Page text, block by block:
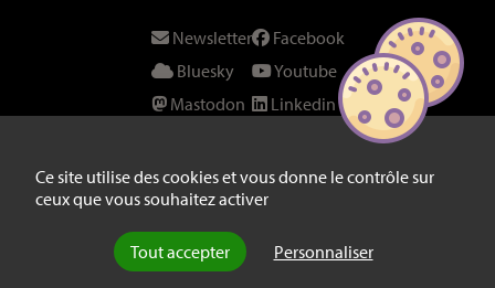
Ce site utilise des cookies et vous donne le contrôle sur
ceux que vous souhaitez activer
Tout accepter Personnaliser
Newsletter
Bluesky
Mastodon
Instagram
Twitter/X
Facebook
Youtube
Linkedin
Fil RSS